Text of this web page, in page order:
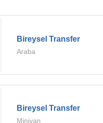
Bireysel Transfer
Araba
Bireysel Transfer
Minivan